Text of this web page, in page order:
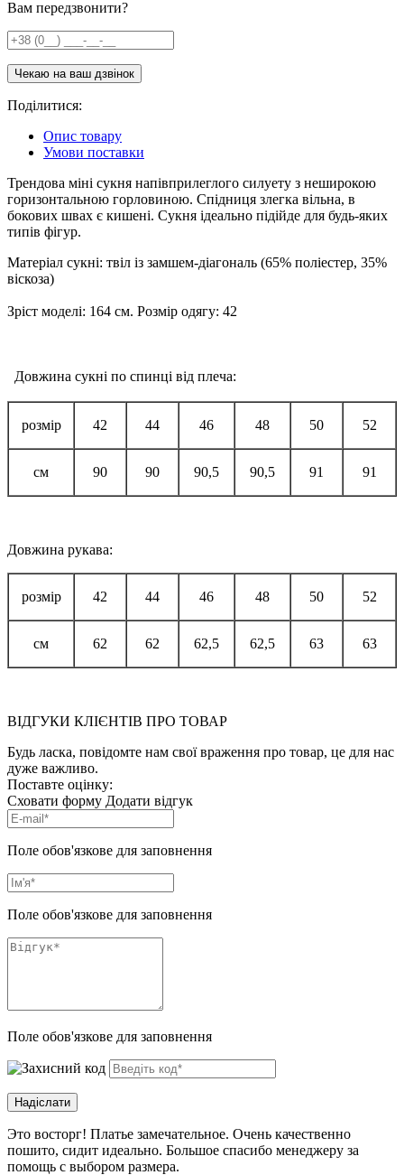
Вам передзвонити?
Поділитися:
Опис товару
Умови поставки
Трендова міні сукня напівприлеглого силуету з неширокою
горизонтальною горловиною. Спідниця злегка вільна, в
бокових швах є кишені. Сукня ідеально підійде для будь-яких
типів фігур.
Матеріал сукні: твіл із замшем-діагональ (65% поліестер, 35%
віскоза)
Зріст моделі: 164 см. Розмір одягу: 42
Довжина сукні по спинці від плеча:
розмір 42 44 46 48 50 52
см 90 90 90,5 90,5 91 91
Довжина рукава:
розмір 42 44 46 48 50 52
см 62 62 62,5 62,5 63 63
ВІДГУКИ КЛІЄНТІВ ПРО ТОВАР
Будь ласка, повідомте нам свої враження про товар, це для нас
дуже важливо.
Поставте оцінку:
Сховати форму Додати відгук
Поле обов'язкове для заповнення
Поле обов'язкове для заповнення
Поле обов'язкове для заповнення
Это восторг! Платье замечательное. Очень качественно
пошито, сидит идеально. Большое спасибо менеджеру за
помощь с выбором размера.